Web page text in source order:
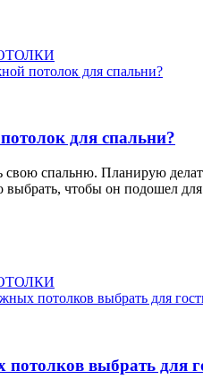
потолок для спальни?
для спальни?
свою спальню. Планирую
выбрать, чтобы он подошел
потолков выбрать для
выбрать для